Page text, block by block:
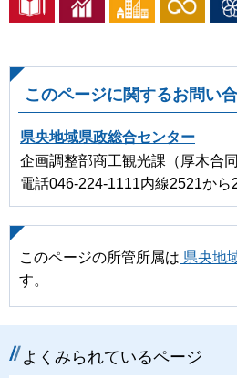
このページに関するお問い
県央地域県政総合センター
企画調整部商工観光課（厚木合同
電話046-224-1111内線2521から
このページの所管所属は 県央地
す。
よくみられているページ